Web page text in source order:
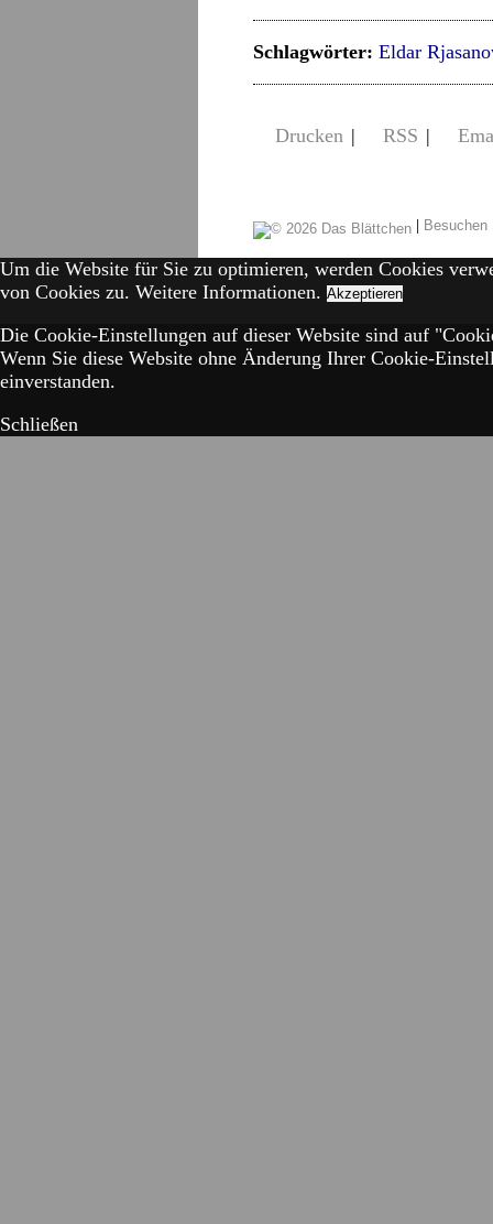
Schlagwörter: Eldar
Drucken | RSS |
|
Um die Website für Sie zu optimieren, werden Cookies
von Cookies zu. Weitere Informationen. Akzeptieren
Die Cookie-Einstellungen auf dieser Website sind auf
Wenn Sie diese Website ohne Änderung Ihrer Cookie-
einverstanden.
Schließen